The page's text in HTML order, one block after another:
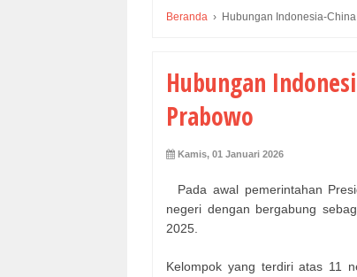
Beranda › Hubungan Indonesia-
Hubungan
Prabowo
Kamis, 01 Januari 2026
Pada awal pemerintahan
negeri dengan bergabung
2025.
Kelompok yang terdiri atas 11